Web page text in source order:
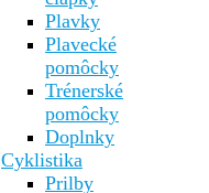
Plavky
Plavecké
pomôcky
Trénerské
pomôcky
Doplnky
Cyklistika
Prilby